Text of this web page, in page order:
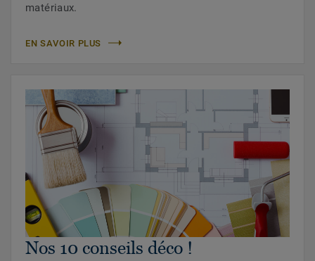
matériaux.
EN SAVOIR PLUS
Nos 10 conseils déco !